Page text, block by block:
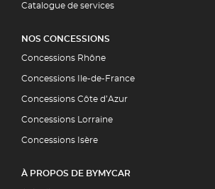
Catalogue de services
NOS CONCESSIONS
Concessions Rhône
Concessions Ile-de-France
Concessions Côte d’Azur
Concessions Lorraine
Concessions Isère
À PROPOS DE BYMYCAR